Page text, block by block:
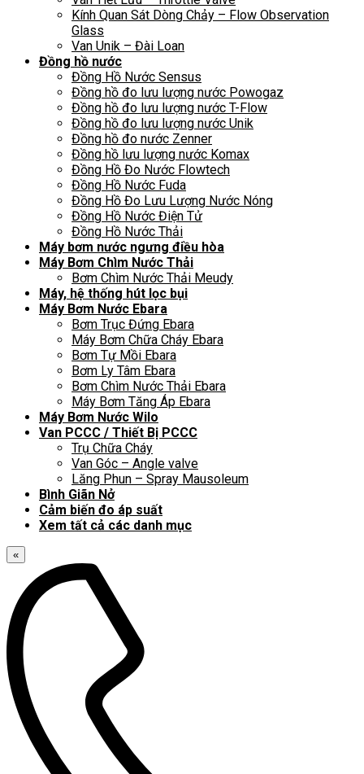
Kính Quan Sát Dòng Chảy – Flow Observation
Glass
Van Unik – Đài Loan
Đồng hồ nước
Đồng Hồ Nước Sensus
Đồng hồ đo lưu lượng nước Powogaz
Đồng hồ đo lưu lượng nước T-Flow
Đồng hồ đo lưu lượng nước Unik
Đồng hồ đo nước Zenner
Đồng hồ lưu lượng nước Komax
Đồng Hồ Đo Nước Flowtech
Đồng Hồ Nước Fuda
Đồng Hồ Đo Lưu Lượng Nước Nóng
Đồng Hồ Nước Điện Tử
Đồng Hồ Nước Thải
Máy bơm nước ngưng điều hòa
Máy Bơm Chìm Nước Thải
Bơm Chìm Nước Thải Meudy
Máy, hệ thống hút lọc bụi
Máy Bơm Nước Ebara
Bơm Trục Đứng Ebara
Máy Bơm Chữa Cháy Ebara
Bơm Tự Mồi Ebara
Bơm Ly Tâm Ebara
Bơm Chìm Nước Thải Ebara
Máy Bơm Tăng Áp Ebara
Máy Bơm Nước Wilo
Van PCCC / Thiết Bị PCCC
Trụ Chữa Cháy
Van Góc – Angle valve
Lăng Phun – Spray Mausoleum
Bình Giãn Nở
Cảm biến đo áp suất
Xem tất cả các danh mục
«